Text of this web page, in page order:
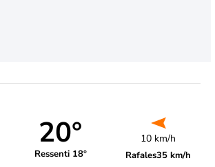
20°
Ressenti 18°
10 km/h
Rafales35 km/h